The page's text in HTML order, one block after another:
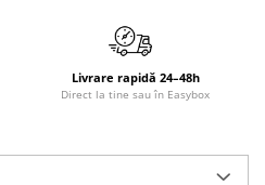
Livrare rapidă 24–48h
Direct la tine sau în Easybox